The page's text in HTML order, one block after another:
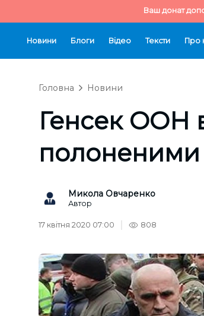
Ваш донат
Новини Блоги Відео Тексти Про
Головна Новини
Генсек ООН
полоненими
Микола Овчаренко
Автор
17 квітня 2020 07:00 808